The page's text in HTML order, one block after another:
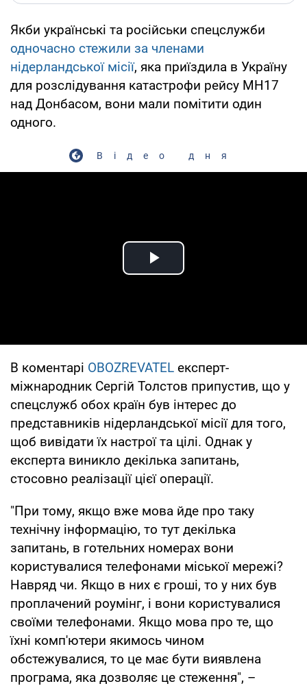
Якби українські та російськи спецслужби
одночасно стежили за членами
нідерландської місії, яка приїздила в Україну
для розслідування катастрофи рейсу MH17
над Донбасом, вони мали помітити один
одного.
Відео дня
Play Video
В коментарі OBOZREVATEL експерт-
міжнародник Сергій Толстов припустив, що у
спецслужб обох країн був інтерес до
представників нідерландської місії для того,
щоб вивідати їх настрої та цілі. Однак у
експерта виникло декілька запитань,
стосовно реалізації цієї операції.
"При тому, якщо вже мова йде про таку
технічну інформацію, то тут декілька
запитань, в готельних номерах вони
користувалися телефонами міської мережі?
Навряд чи. Якщо в них є гроші, то у них був
проплачений роумінг, і вони користувалися
своїми телефонами. Якщо мова про те, що
їхні комп'ютери якимось чином
обстежувалися, то це має бути виявлена
програма, яка дозволяє це стеження", –